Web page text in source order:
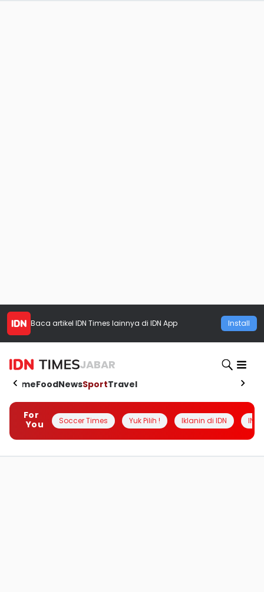
Baca artikel IDN Times lainnya di IDN App Install
JABAR
HomeFoodNewsSportTravel
For
You
Soccer Times Yuk Pilih ! Iklanin di IDN